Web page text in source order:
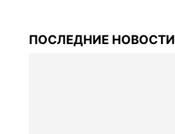
ПОСЛЕДНИЕ НОВОСТИ